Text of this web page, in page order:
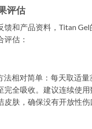
评估
馈和产品资料，Titan Gel
估：
法相对简单：每天取适
完全吸收。建议连续使
肤，确保没有开放性伤